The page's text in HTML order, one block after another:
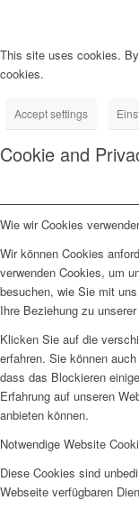
This site uses cookies.
cookies.
Accept settings
Cookie and
Wie wir Cookies
Wir können Cookies
verwenden Cookies, um
besuchen, wie Sie mit
Ihre Beziehung zu
Klicken Sie auf die
erfahren. Sie können
dass das Blockieren
Erfahrung auf unseren
anbieten können.
Notwendige Website
Diese Cookies sind
Webseite verfügbaren